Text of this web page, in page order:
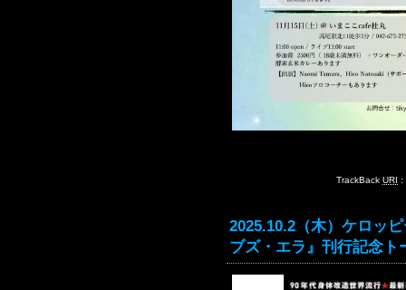
TrackBack URI :
2025.10.2（木）ケロッ
ブズ・エラ』刊行記念ト